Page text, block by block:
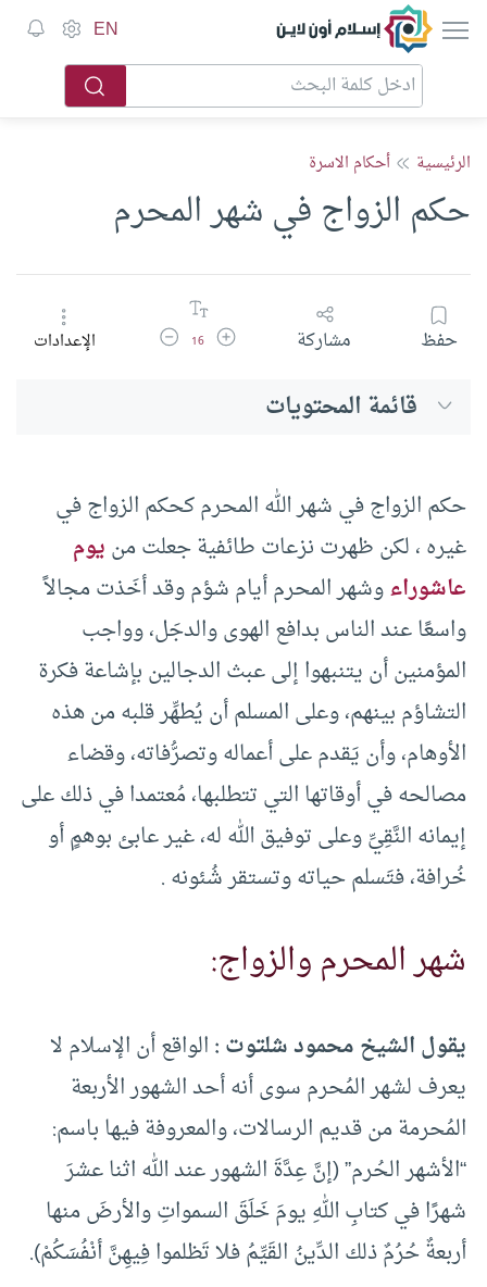
إسلام أون لاين EN
الرئيسية أحكام الاسرة
حكم الزواج في شهر المحرم
حفظ مشاركة زيادة حجم الخط
16 تقليل حجم الخطالإعدادات
قائمة المحتويات
حكم الزواج في شهر الله المحرم كحكم الزواج في
غيره ، لكن ظهرت نزعات طائفية جعلت منيوم
عاشوراءوشهر المحرم أيام شؤم وقد أخَذت مجالاً
واسعًا عند الناس بدافع الهوى والدجَل، وواجب
المؤمنين أن يتنبهوا إلى عبث الدجالين بإشاعة فكرة
التشاؤم بينهم، وعلى المسلم أن يُطهِّر قلبه من هذه
الأوهام، وأن يَقدم على أعماله وتصرُّفاته، وقضاء
مصالحه في أوقاتها التي تتطلبها، مُعتمدا في ذلك على
إيمانه النَّقِيِّ وعلى توفيق الله له، غير عابئ بوهمٍ أو
خُرافة، فتَسلم حياته وتستقر شُئونه .
شهر المحرم والزواج:
يقول الشيخ محمود شلتوت :الواقع أن الإسلام لا
يعرف لشهر المُحرم سوى أنه أحد الشهور الأربعة
المُحرمة من قديم الرسالات، والمعروفة فيها باسم:
“الأشهر الحُرم” (إنَّ عِدَّةَ الشهور عند الله اثنا عشرَ
شهرًا في كتابِ اللهِ يومَ خَلَقَ السمواتِ والأرضَ منها
أربعةٌ حُرُمٌ ذلك الدِّينُ القَيِّمُ فلا تَظلموا فِيهِنَّ أنْفُسَكُمْ).